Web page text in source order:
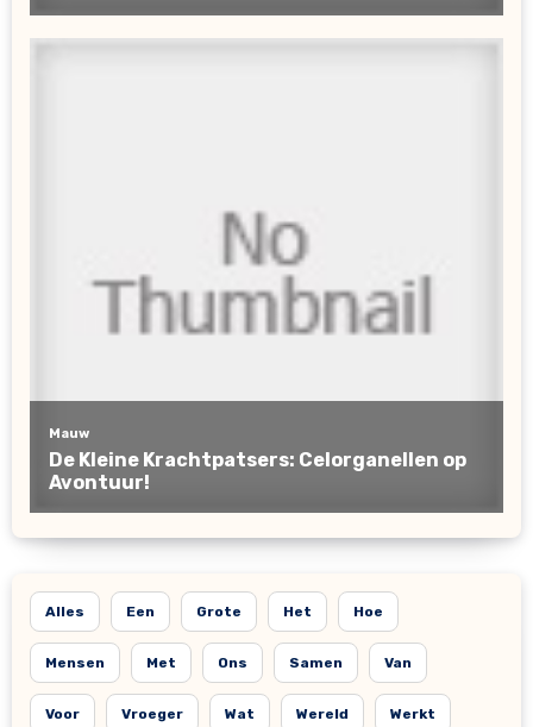
Alles Een Grote Het Hoe
Mensen Met Ons Samen Van
Voor Vroeger Wat Wereld Werkt